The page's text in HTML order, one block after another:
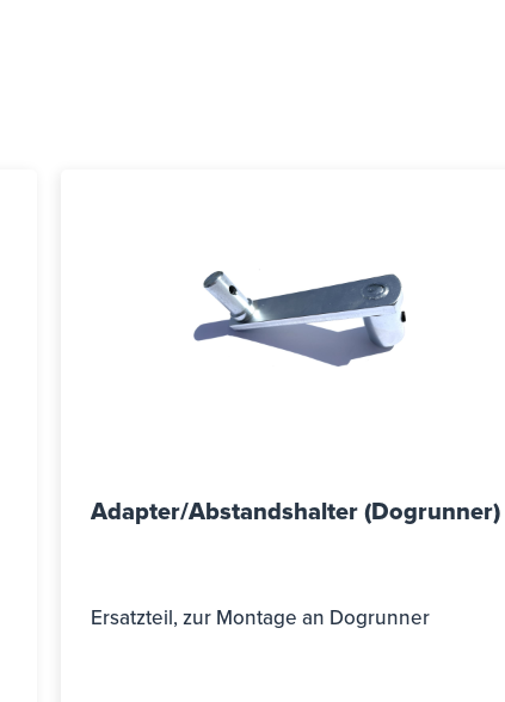
Adapter/Abstandshalter (Dogrunner)
Ersatzteil, zur Montage an Dogrunner